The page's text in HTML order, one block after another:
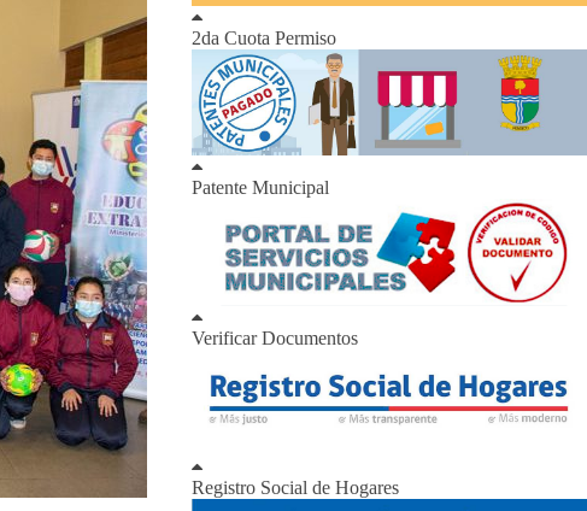
2da Cuota Permiso
Patente Municipal
Verificar Documentos
Registro Social de Hogares